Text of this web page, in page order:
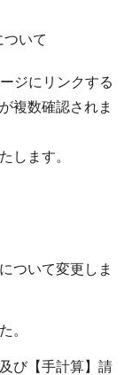
ついて
ジにリンクする
複数確認されま
します。
ついて変更しま
。
び【手計算】請